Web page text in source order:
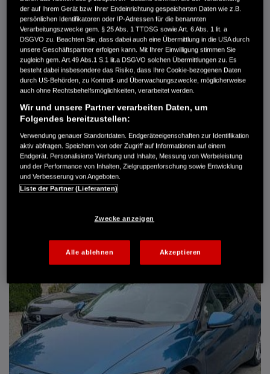
Kilometerstand
166.000 km
Kraftstoffart
Super
Getriebe
Automatik
Türen
5
Leistung
61 kW / 83 PS
Hubraum
1.339 cm³
Erstzulassung
10.2007
Bauart
Limousine
AUTO HARKE GMBH
Randersweide 59-63
21035 Hamburg
+49 40 735 935 0
DETAILS
der auf Ihrem Gerät bzw. Ihrer Endeinrichtung gespeicherten Daten wie z.B.
persönlichen Identifikatoren oder IP-Adressen für die benannten
Verarbeitungszwecke gem. § 25 Abs. 1 TTDSG sowie Art. 6 Abs. 1 lit. a
DSGVO zu. Beachten Sie, dass dabei auch eine Übermittlung in die USA durch
unsere Geschäftspartner erfolgen kann. Mit Ihrer Einwilligung stimmen Sie
zugleich gem. Art.49 Abs.1 S.1 lit.a DSGVO solchen Übermittlungen zu. Es
besteht dabei insbesondere das Risiko, dass Ihre Cookie-bezogenen Daten
durch US-Behörden, zu Kontroll- und Überwachungszwecke, möglicherweise
auch ohne Rechtsbehelfsmöglichkeiten, verarbeitet werden.
Wir und unsere Partner verarbeiten Daten, um
Folgendes bereitzustellen:
Verwendung genauer Standortdaten. Endgeräteeigenschaften zur Identifikation
aktiv abfragen. Speichern von oder Zugriff auf Informationen auf einem
Endgerät. Personalisierte Werbung und Inhalte, Messung von Werbeleistung
und der Performance von Inhalten, Zielgruppenforschung sowie Entwicklung
und Verbesserung von Angeboten.
Liste der Partner (Lieferanten)
Zwecke anzeigen
Alle ablehnen Akzeptieren